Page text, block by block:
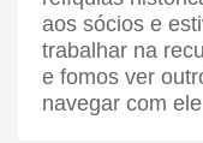
aos sócios e
trabalhar na
e fomos ver
navegar com